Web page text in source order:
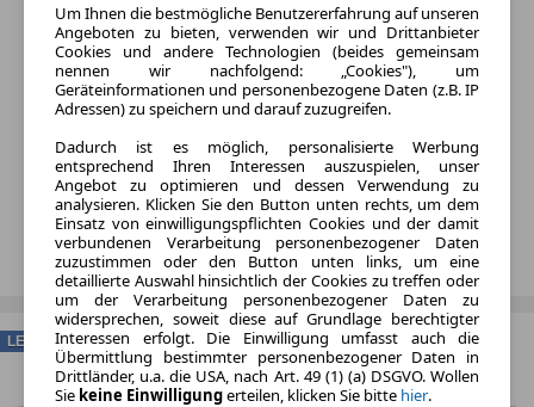
LEASING
Um Ihnen die bestmögliche Benutzererfahrung auf unseren
Angeboten zu bieten, verwenden wir und Drittanbieter
Cookies und andere Technologien (beides gemeinsam
nennen wir nachfolgend: „Cookies"), um
Geräteinformationen und personenbezogene Daten (z.B. IP
Adressen) zu speichern und darauf zuzugreifen.
Dadurch ist es möglich, personalisierte Werbung
entsprechend Ihren Interessen auszuspielen, unser
Angebot zu optimieren und dessen Verwendung zu
analysieren. Klicken Sie den Button unten rechts, um dem
Einsatz von einwilligungspflichten Cookies und der damit
verbundenen Verarbeitung personenbezogener Daten
zuzustimmen oder den Button unten links, um eine
detaillierte Auswahl hinsichtlich der Cookies zu treffen oder
um der Verarbeitung personenbezogener Daten zu
widersprechen, soweit diese auf Grundlage berechtigter
Interessen erfolgt. Die Einwilligung umfasst auch die
Übermittlung bestimmter personenbezogener Daten in
Drittländer, u.a. die USA, nach Art. 49 (1) (a) DSGVO. Wollen
Sie keine Einwilligungerteilen, klicken Sie bitte hier.